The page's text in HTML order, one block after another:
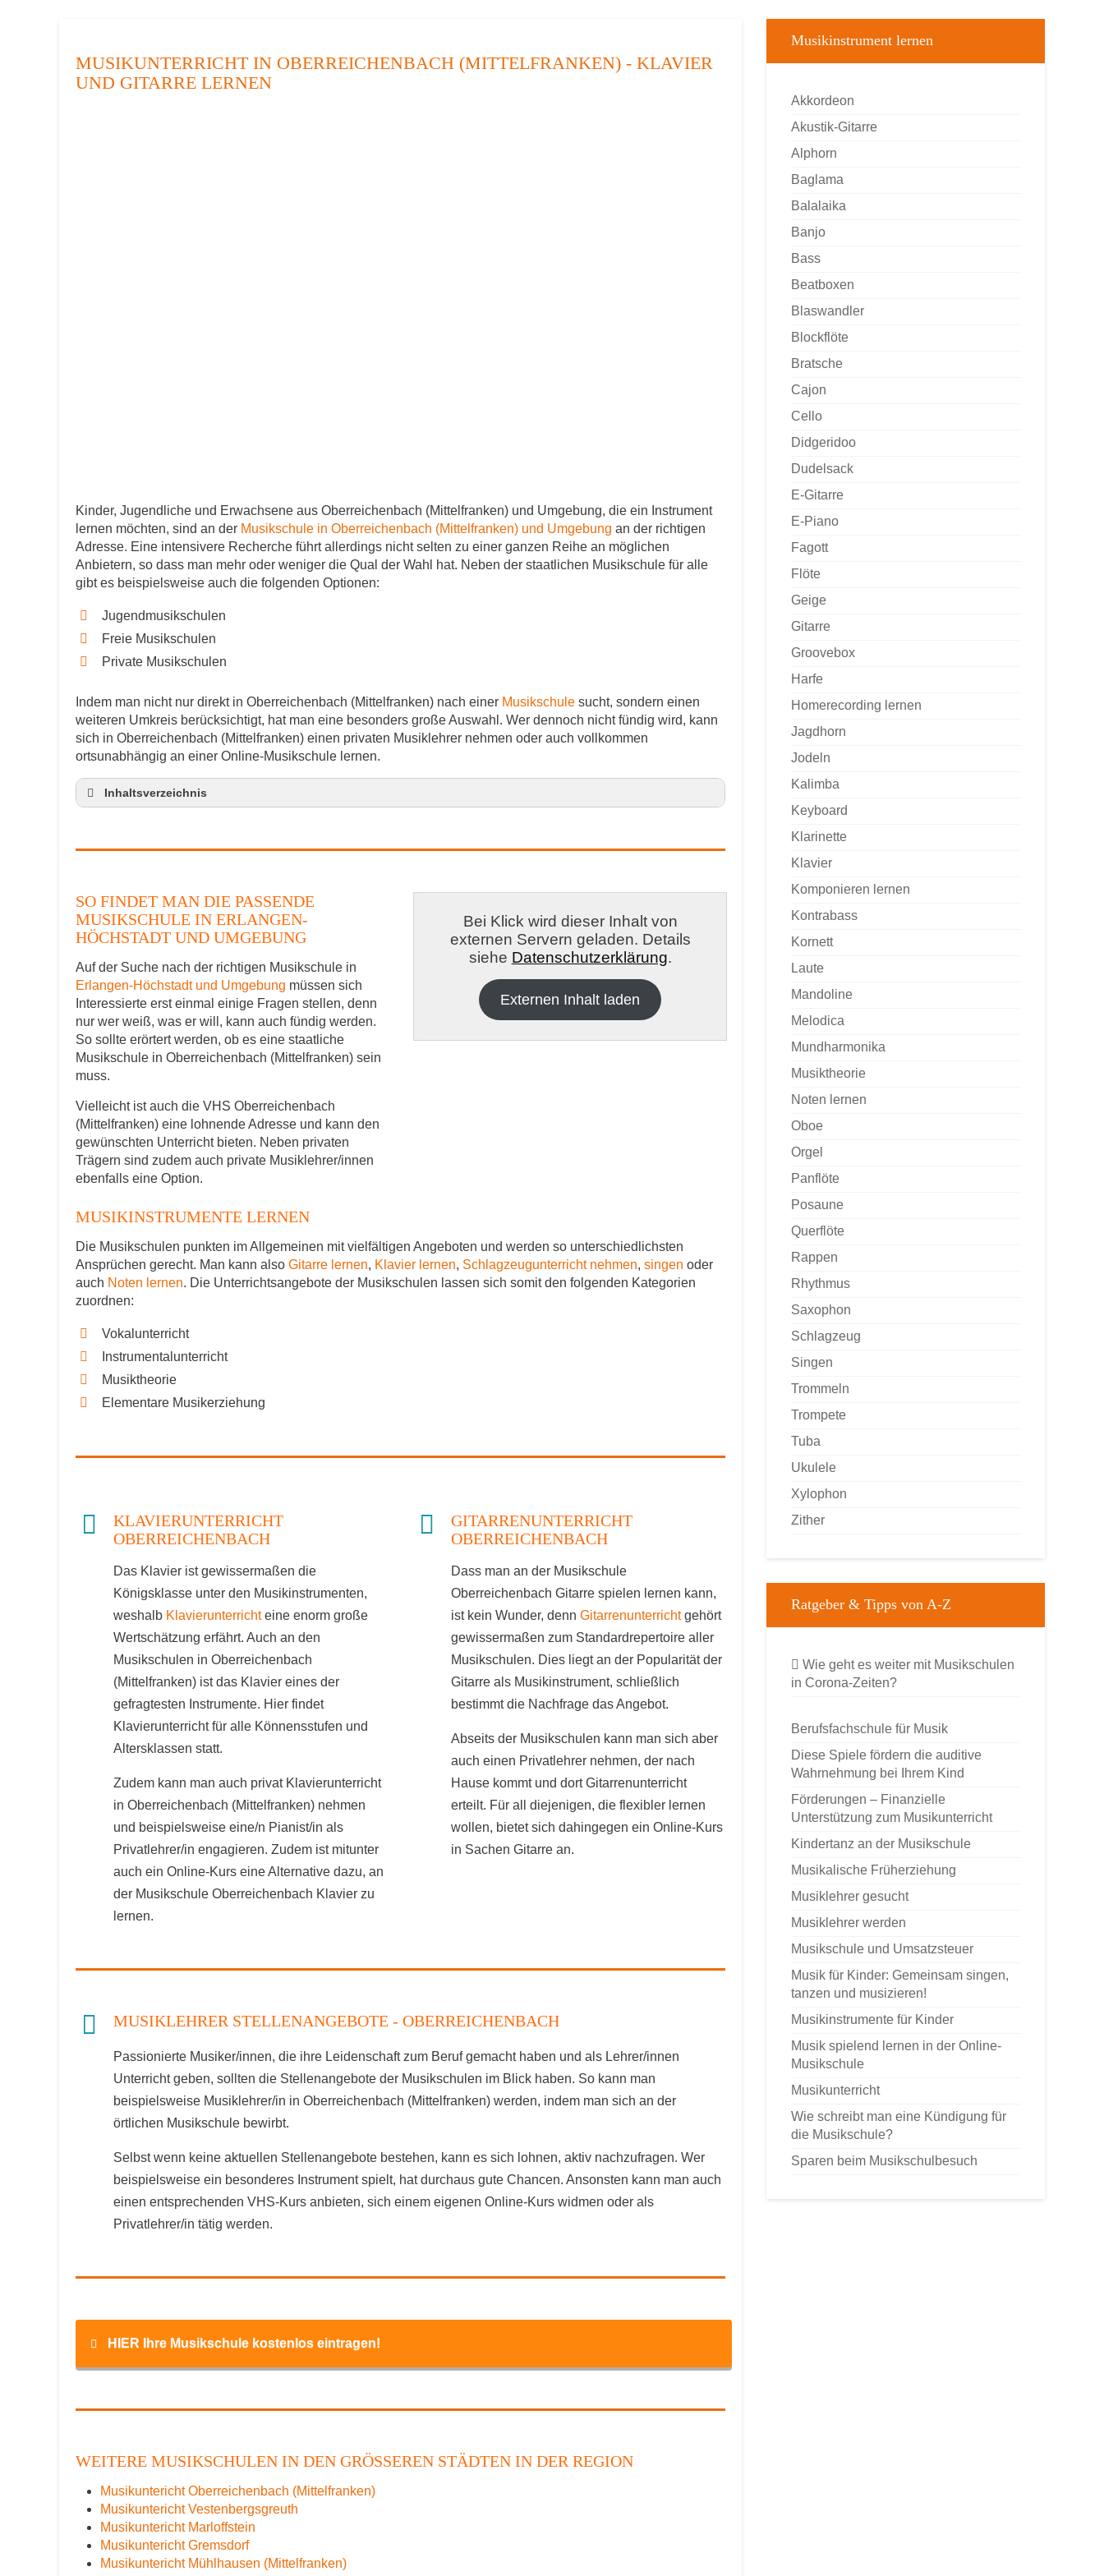
MUSIKUNTERRICHT IN OBERREICHENBACH (MITTELFRANKEN) - KLAVIER
UND GITARRE LERNEN
Kinder, Jugendliche und Erwachsene aus Oberreichenbach (Mittelfranken) und Umgebung, die ein Instrument
lernen möchten, sind an der Musikschule in Oberreichenbach (Mittelfranken) und Umgebung an der richtigen
Adresse. Eine intensivere Recherche führt allerdings nicht selten zu einer ganzen Reihe an möglichen
Anbietern, so dass man mehr oder weniger die Qual der Wahl hat. Neben der staatlichen Musikschule für alle
gibt es beispielsweise auch die folgenden Optionen:
Jugendmusikschulen
Freie Musikschulen
Private Musikschulen
Indem man nicht nur direkt in Oberreichenbach (Mittelfranken) nach einer Musikschule sucht, sondern einen
weiteren Umkreis berücksichtigt, hat man eine besonders große Auswahl. Wer dennoch nicht fündig wird, kann
sich in Oberreichenbach (Mittelfranken) einen privaten Musiklehrer nehmen oder auch vollkommen
ortsunabhängig an einer Online-Musikschule lernen.
Inhaltsverzeichnis
Musiklehrer Stellenangebote – Oberreichenbach
SO FINDET MAN DIE PASSENDE
MUSIKSCHULE IN ERLANGEN-
HÖCHSTADT UND UMGEBUNG
Auf der Suche nach der richtigen Musikschule in
Erlangen-Höchstadt und Umgebung müssen sich
Interessierte erst einmal einige Fragen stellen, denn
nur wer weiß, was er will, kann auch fündig werden.
So sollte erörtert werden, ob es eine staatliche
Musikschule in Oberreichenbach (Mittelfranken) sein
muss.
Vielleicht ist auch die VHS Oberreichenbach
(Mittelfranken) eine lohnende Adresse und kann den
gewünschten Unterricht bieten. Neben privaten
Trägern sind zudem auch private Musiklehrer/innen
ebenfalls eine Option.
Bei Klick wird dieser Inhalt von
externen Servern geladen. Details
siehe Datenschutzerklärung.
Externen Inhalt laden
MUSIKINSTRUMENTE LERNEN
Die Musikschulen punkten im Allgemeinen mit vielfältigen Angeboten und werden so unterschiedlichsten
Ansprüchen gerecht. Man kann also Gitarre lernen, Klavier lernen, Schlagzeugunterricht nehmen, singen oder
auch Noten lernen. Die Unterrichtsangebote der Musikschulen lassen sich somit den folgenden Kategorien
zuordnen:
Vokalunterricht
Instrumentalunterricht
Musiktheorie
Elementare Musikerziehung
KLAVIERUNTERRICHT
OBERREICHENBACH
Das Klavier ist gewissermaßen die
Königsklasse unter den Musikinstrumenten,
weshalb Klavierunterrichteine enorm große
Wertschätzung erfährt. Auch an den
Musikschulen in Oberreichenbach
(Mittelfranken) ist das Klavier eines der
gefragtesten Instrumente. Hier findet
Klavierunterricht für alle Könnensstufen und
Altersklassen statt.
Zudem kann man auch privat Klavierunterricht
in Oberreichenbach (Mittelfranken) nehmen
und beispielsweise eine/n Pianist/in als
Privatlehrer/in engagieren. Zudem ist mitunter
auch ein Online-Kurs eine Alternative dazu, an
der Musikschule Oberreichenbach Klavier zu
lernen.
GITARRENUNTERRICHT
OBERREICHENBACH
Dass man an der Musikschule
Oberreichenbach Gitarre spielen lernen kann,
ist kein Wunder, dennGitarrenunterrichtgehört
gewissermaßen zum Standardrepertoire aller
Musikschulen. Dies liegt an der Popularität der
Gitarre als Musikinstrument, schließlich
bestimmt die Nachfrage das Angebot.
Abseits der Musikschulen kann man sich aber
auch einen Privatlehrer nehmen, der nach
Hause kommt und dort Gitarrenunterricht
erteilt. Für all diejenigen, die flexibler lernen
wollen, bietet sich dahingegen ein Online-Kurs
in Sachen Gitarre an.
MUSIKLEHRER STELLENANGEBOTE - OBERREICHENBACH
Passionierte Musiker/innen, die ihre Leidenschaft zum Beruf gemacht haben und als Lehrer/innen
Unterricht geben, sollten die Stellenangebote der Musikschulen im Blick haben. So kann man
beispielsweise Musiklehrer/in in Oberreichenbach (Mittelfranken) werden, indem man sich an der
örtlichen Musikschule bewirbt.
Selbst wenn keine aktuellen Stellenangebote bestehen, kann es sich lohnen, aktiv nachzufragen. Wer
beispielsweise ein besonderes Instrument spielt, hat durchaus gute Chancen. Ansonsten kann man auch
einen entsprechenden VHS-Kurs anbieten, sich einem eigenen Online-Kurs widmen oder als
Privatlehrer/in tätig werden.
HIER Ihre Musikschule kostenlos eintragen!
E-Mail*
WEITERE MUSIKSCHULEN IN DEN GRÖSSEREN STÄDTEN IN DER REGION
Musikuntericht Oberreichenbach (Mittelfranken)
Musikuntericht Vestenbergsgreuth
Musikuntericht Marloffstein
Musikuntericht Gremsdorf
Musikuntericht Mühlhausen (Mittelfranken)
Musikinstrument lernen
Akkordeon
Akustik-Gitarre
Alphorn
Baglama
Balalaika
Banjo
Bass
Beatboxen
Blaswandler
Blockflöte
Bratsche
Cajon
Cello
Didgeridoo
Dudelsack
E-Gitarre
E-Piano
Fagott
Flöte
Geige
Gitarre
Groovebox
Harfe
Homerecording lernen
Jagdhorn
Jodeln
Kalimba
Keyboard
Klarinette
Klavier
Komponieren lernen
Kontrabass
Kornett
Laute
Mandoline
Melodica
Mundharmonika
Musiktheorie
Noten lernen
Oboe
Orgel
Panflöte
Posaune
Querflöte
Rappen
Rhythmus
Saxophon
Schlagzeug
Singen
Trommeln
Trompete
Tuba
Ukulele
Xylophon
Zither
Ratgeber & Tipps von A-Z
Wie geht es weiter mit Musikschulen
in Corona-Zeiten?
Berufsfachschule für Musik
Diese Spiele fördern die auditive
Wahrnehmung bei Ihrem Kind
Förderungen – Finanzielle
Unterstützung zum Musikunterricht
Kindertanz an der Musikschule
Musikalische Früherziehung
Musiklehrer gesucht
Musiklehrer werden
Musikschule und Umsatzsteuer
Musik für Kinder: Gemeinsam singen,
tanzen und musizieren!
Musikinstrumente für Kinder
Musik spielend lernen in der Online-
Musikschule
Musikunterricht
Wie schreibt man eine Kündigung für
die Musikschule?
Sparen beim Musikschulbesuch